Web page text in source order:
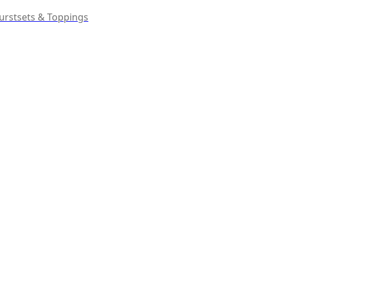
& Toppings